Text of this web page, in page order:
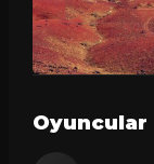
Oyuncular